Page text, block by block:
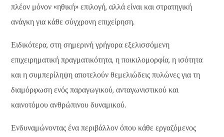
πλέον μόνον «ηθική» επιλογή, αλλά είναι και στρατηγική
ανάγκη για κάθε σύγχρονη επιχείρηση.
Ειδικότερα, στη σημερινή γρήγορα εξελισσόμενη
επιχειρηματική πραγματικότητα, η ποικιλομορφία, η ισότητα
και η συμπερίληψη αποτελούν θεμελιώδεις πυλώνες για τη
διαμόρφωση ενός παραγωγικού, ανταγωνιστικού και
καινοτόμου ανθρώπινου δυναμικού.
Ενδυναμώνοντας ένα περιβάλλον όπου κάθε εργαζόμενος